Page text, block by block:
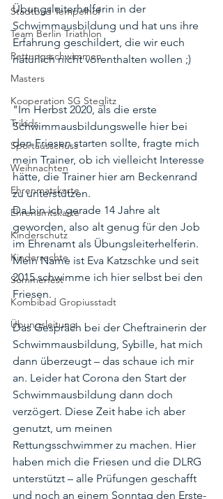
Stadtbad Tempelhof
Team Berlin Triathlon
Rettungsschwimmen
Masters
Kooperation SG Steglitz
Trikids
Sportausschuss
Weihnachten
Ehrenmatskarte
Ehrenamtskarte
Kinderschutz
Kinderrechte
Sommerfest
Kombibad Gropiusstadt
Übungsleitung
Übungsleiterhelferin in der
Schwimmausbildung und hat uns ihre
Erfahrung geschildert, die wir euch
natürlich nicht vorenthalten wollen ;)
"Im Herbst 2020, als die erste
Schwimmausbildungswelle hier bei
den Friesen starten sollte, fragte mich
mein Trainer, ob ich vielleicht Interesse
hätte, die Trainer hier am Beckenrand
zu unterstützen.
Da bin ich gerade 14 Jahre alt
geworden, also alt genug für den Job
im Ehrenamt als Übungsleiterhelferin.
Mein Name ist Eva Katzschke und seit
2015 schwimme ich hier selbst bei den
Friesen.
Das Gespräch bei der Cheftrainerin der
Schwimmausbildung, Sybille, hat mich
dann überzeugt – das schaue ich mir
an. Leider hat Corona den Start der
Schwimmausbildung dann doch
verzögert. Diese Zeit habe ich aber
genutzt, um meinen
Rettungsschwimmer zu machen. Hier
haben mich die Friesen und die DLRG
unterstützt – alle Prüfungen geschafft
und noch an einem Sonntag den Erste-